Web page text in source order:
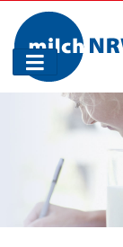
Navigation
ein-/